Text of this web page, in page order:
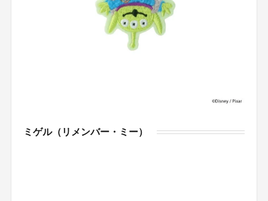
ミゲル（リメンバー・ミー）